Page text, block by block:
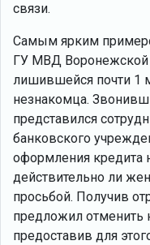
связи.
Самым ярким
ГУ МВД Воронежской
лишившейся почти 1
незнакомца.
представился
банковского
оформления кредита
действительно ли
просьбой. Получив
предложил отменить
предоставив для